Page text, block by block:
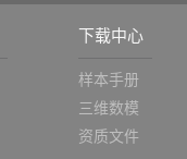
下载中心
样本手册
三维数模
资质文件